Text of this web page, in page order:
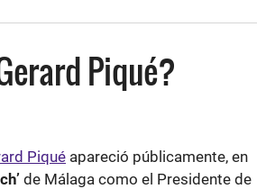
Piqué?
Piqué apareció públicamente, en
de Málaga como el Presidente de